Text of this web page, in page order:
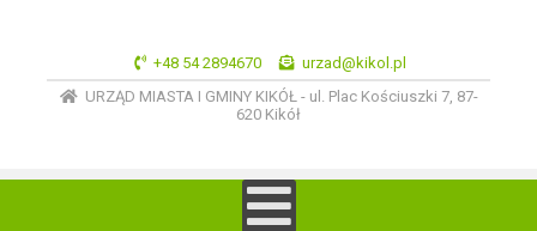
+48 54 2894670
urzad@kikol.pl
URZĄD MIASTA I GMINY KIKÓŁ - ul. Plac Kościuszki 7, 87-
620 Kikół